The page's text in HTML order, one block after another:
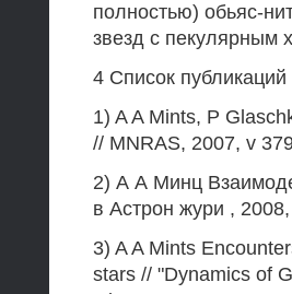
полностью) обьяс-
звезд с пекулярным
4 Список
1) A A Mints, Р
// MNRAS, 2007, v
2) А А Минц
в Астрон жури ,
3) A A Mints
stars // "Dynamics of